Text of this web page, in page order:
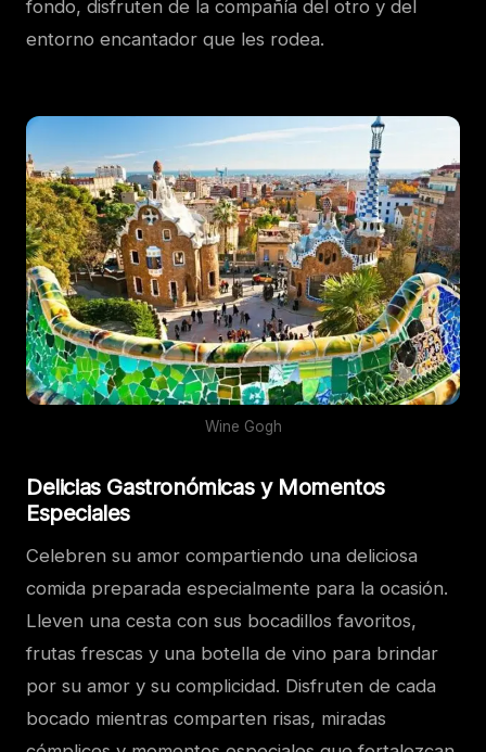
fondo, disfruten de la compañía del otro y del
entorno encantador que les rodea.
Wine Gogh
Delicias Gastronómicas y Momentos
Especiales
Celebren su amor compartiendo una deliciosa
comida preparada especialmente para la ocasión.
Lleven una cesta con sus bocadillos favoritos,
frutas frescas y una botella de vino para brindar
por su amor y su complicidad. Disfruten de cada
bocado mientras comparten risas, miradas